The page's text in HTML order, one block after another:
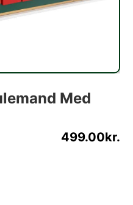
Med
499.00kr.